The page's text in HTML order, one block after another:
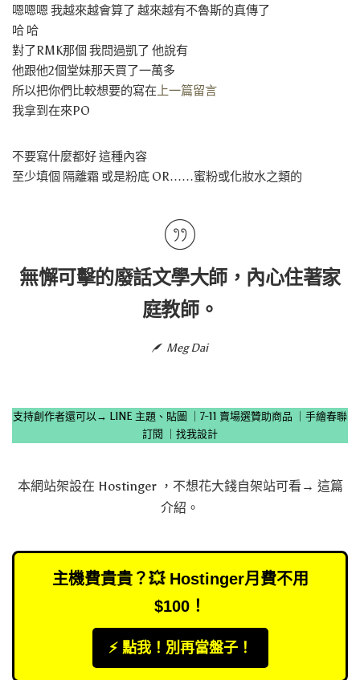
嗯嗯嗯 我越來越會算了 越來越有不魯斯的真傳了
哈 哈
對了RMK那個 我問過凱了 他說有
他跟他2個堂妹那天買了一萬多
所以把你們比較想要的寫在 上一篇留言
我拿到在來PO
不要寫什麼都好 這種內容
至少填個 隔離霜 或是粉底 OR……蜜粉或化妝水之類的
無懈可擊的廢話文學大師，內心住著家
庭教師。
Meg Dai
支持創作者還可以→ LINE 主題、貼圖 7-11 賣場選贊助商品
手繪春聯
訂閱
找我設計
本網站架設在 Hostinger，不想花大錢自架站可看→ 這篇
介紹 。
主機費貴貴？💥 Hostinger月費不用
$100！
⚡️ 點我！別再當盤子！